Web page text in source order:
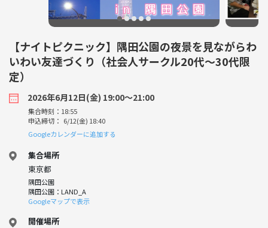
【ナイトピクニック】隅田公園の夜景を見ながらわ
いわい友達づくり（社会人サークル20代〜30代限
定）
2026年6月12日(金) 19:00〜21:00
集合時刻：18:55
申込締切： 6/12(金) 18:40
Googleカレンダーに追加する
集合場所
東京都
隅田公園
隅田公園：LAND_A
Googleマップで表示
開催場所